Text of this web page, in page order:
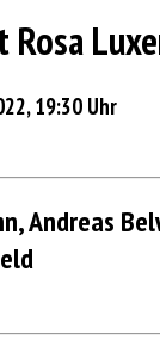
19:30 Uhr
Andreas